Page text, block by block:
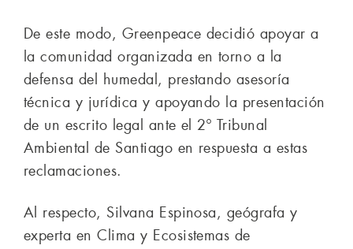
De este modo, Greenpeace decidió apoyar a
la comunidad organizada en torno a la
defensa del humedal, prestando asesoría
técnica y jurídica y apoyando la presentación
de un escrito legal ante el 2º Tribunal
Ambiental de Santiago en respuesta a estas
reclamaciones.
Al respecto, Silvana Espinosa, geógrafa y
experta en Clima y Ecosistemas de